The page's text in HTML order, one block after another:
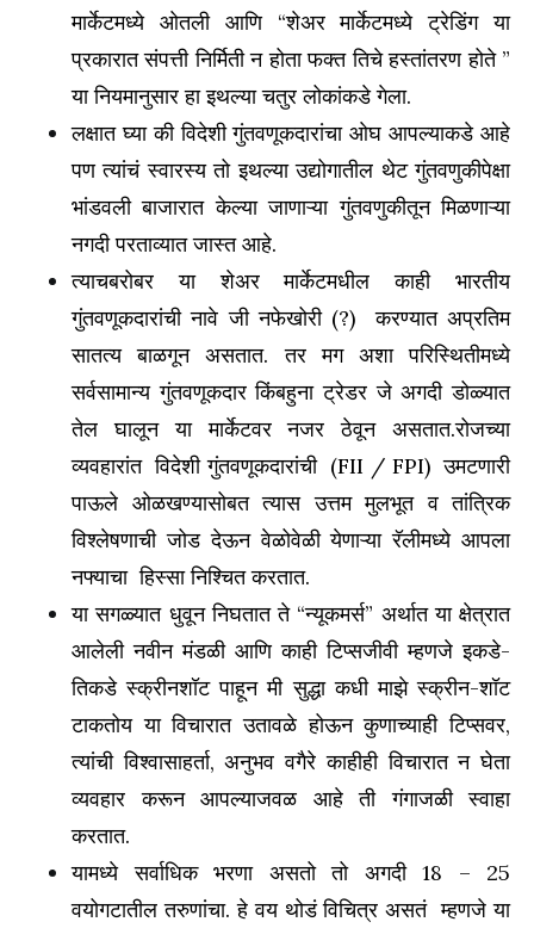
मार्केटमध्ये ओतली आणि “शेअर मार्केटमध्ये ट्रेडिंग या
प्रकारात संपत्ती निर्मिती न होता फक्त तिचे हस्तांतरण होते ”
या नियमानुसार हा इथल्या चतुर लोकांकडे गेला.
लक्षात घ्या की विदेशी गुंतवणूकदारांचा ओघ आपल्याकडे आहे
पण त्यांचं स्वारस्य तो इथल्या उद्योगातील थेट गुंतवणुकीपेक्षा
भांडवली बाजारात केल्या जाणाऱ्या गुंतवणुकीतून मिळणाऱ्या
नगदी परताव्यात जास्त आहे.
त्याचबरोबर या शेअर मार्केटमधील काही भारतीय
गुंतवणूकदारांची नावे जी नफेखोरी (?) करण्यात अप्रतिम
सातत्य बाळगून असतात. तर मग अशा परिस्थितीमध्ये
सर्वसामान्य गुंतवणूकदार किंबहुना ट्रेडर जे अगदी डोळ्यात
तेल घालून या मार्केटवर नजर ठेवून असतात.रोजच्या
व्यवहारांत विदेशी गुंतवणूकदारांची (FII / FPI) उमटणारी
पाऊले ओळखण्यासोबत त्यास उत्तम मुलभूत व तांत्रिक
विश्लेषणाची जोड देऊन वेळोवेळी येणाऱ्या रॅलीमध्ये आपला
नफ्याचा हिस्सा निश्चित करतात.
या सगळ्यात धुवून निघतात ते “न्यूकमर्स” अर्थात या क्षेत्रात
आलेली नवीन मंडळी आणि काही टिप्सजीवी म्हणजे इकडे-
तिकडे स्क्रीनशॉट पाहून मी सुद्धा कधी माझे स्क्रीन-शॉट
टाकतोय या विचारात उतावळे होऊन कुणाच्याही टिप्सवर,
त्यांची विश्वासाहर्ता, अनुभव वगैरे काहीही विचारात न घेता
व्यवहार करून आपल्याजवळ आहे ती गंगाजळी स्वाहा
करतात.
यामध्ये सर्वाधिक भरणा असतो तो अगदी 18 – 25
वयोगटातील तरुणांचा. हे वय थोडं विचित्र असतं म्हणजे या